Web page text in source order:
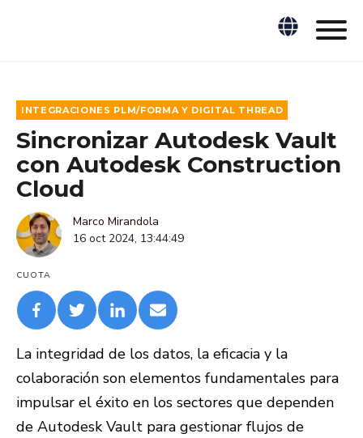
INTEGRACIONES PLM/FORMA Y DIGITAL THREAD
Sincronizar Autodesk Vault
con Autodesk Construction
Cloud
Marco Mirandola
16 oct 2024, 13:44:49
CUOTA
La integridad de los datos, la eficacia y la
colaboración son elementos fundamentales para
impulsar el éxito en los sectores que dependen
de Autodesk Vault para gestionar flujos de